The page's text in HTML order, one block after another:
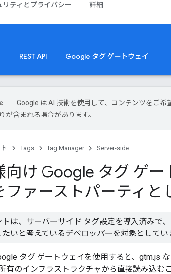
リティとプライバシー 詳細
REST API Google タグ ゲートウェイ
Google は AI 技術を使用して、コンテンツをご希
が含まれる場合があります。
Tags Tag Manager Server-side
向け Google タグ ゲー
ファーストパーティと
は、サーバーサイド タグ設定を導入済みで
いと考えているデベロッパーを対象としてい
タグ ゲートウェイを使用すると、gtm.js
有のインフラストラクチャから直接読み込む